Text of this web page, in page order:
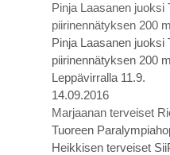
Pinja Laasanen juoksi
piirinennätyksen 200
Pinja Laasanen juoksi
piirinennätyksen 200
Leppävirralla 11.9.
14.09.2016
Marjaanan terveiset
Tuoreen
Heikkisen terveiset